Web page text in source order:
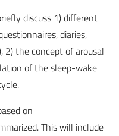
discuss 1) different
diaries,
2) the concept of arousal
of the sleep-wake
on
This will include